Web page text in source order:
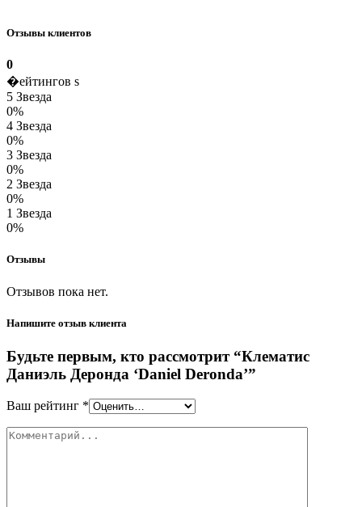
Отзывы клиентов
0
�ейтингов s
5 Звезда
0%
4 Звезда
0%
3 Звезда
0%
2 Звезда
0%
1 Звезда
0%
Отзывы
Отзывов пока нет.
Напишите отзыв клиента
Будьте первым, кто рассмотрит “Клематис
Даниэль Деронда ‘Daniel Deronda’”
Ваш рейтинг *